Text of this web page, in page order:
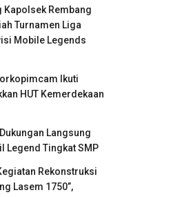
Kapolsek Rembang
Turnamen Liga
Mobile Legends
Ikuti
HUT Kemerdekaan
Langsung
Legend Tingkat SMP
Rekonstruksi
Lasem 1750”,